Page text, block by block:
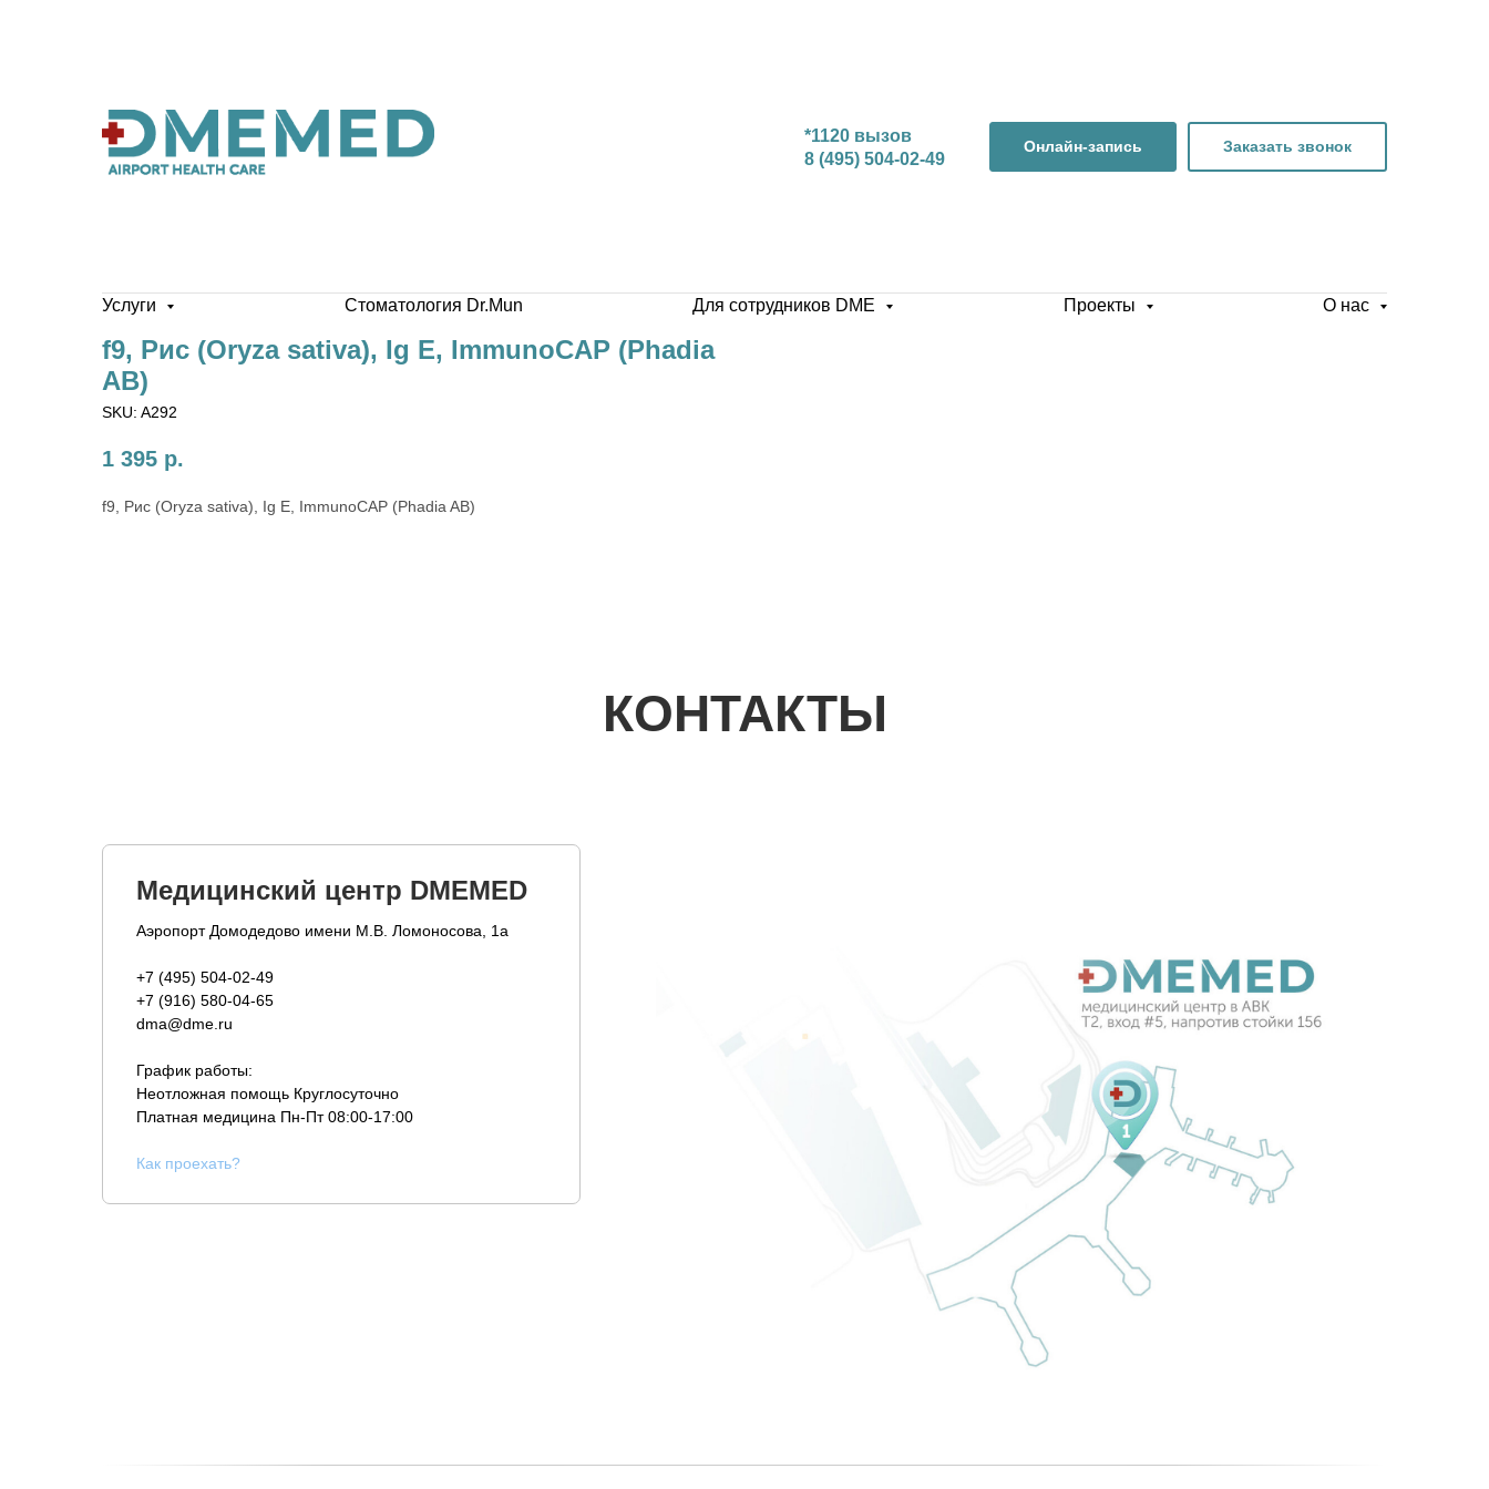
*1120 вызов
8 (495) 504-02-49
Онлайн-запись Заказать звонок
Услуги Стоматология Dr.Mun Для сотрудников DME Проекты О нас
f9, Рис (Oryza sativa), Ig E, ImmunoCAP (Phadia
AB)
SKU: A292
1 395 р.
f9, Рис (Oryza sativa), Ig E, ImmunoCAP (Phadia AB)
КОНТАКТЫ
Медицинский центр DMEMED
Аэропорт Домодедово имени М.В. Ломоносова, 1а
+7 (495) 504-02-49
+7 (916) 580-04-65
dma@dme.ru
График работы:
Неотложная помощь Круглосуточно
Платная медицина Пн-Пт 08:00-17:00
Как проехать?